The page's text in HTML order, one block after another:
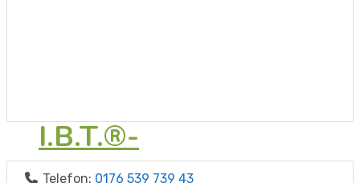
I.B.T.®-
BehandlerInnen
Telefon: 0176 539 739 43